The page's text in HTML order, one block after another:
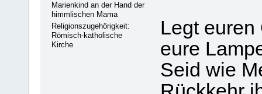
Marienkind an der Hand der
himmlischen Mama
Religionszugehörigkeit:
Römisch-katholische
Kirche
Legt
eure
Seid wie